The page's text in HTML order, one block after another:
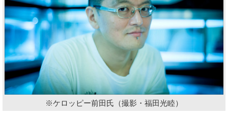
※ケロッピー前田氏（撮影・福田光睦）